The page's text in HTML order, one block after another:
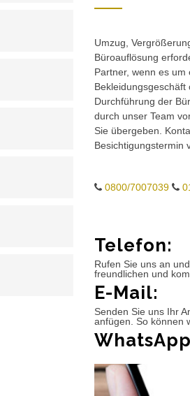
Umzug,
Büroauflösung
Partner, wenn es
Durchführung der
durch unser Team
Sie übergeben.
Besichtigungstermin
0800/7007039
Telefon:
Rufen Sie uns an
freundlichen und
E-Mail:
Senden Sie uns Ihr
anfügen. So können